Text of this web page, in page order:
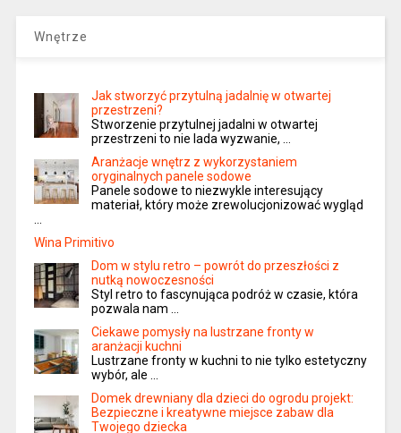
Wnętrze
Jak stworzyć przytulną jadalnię w otwartej
przestrzeni?
Stworzenie przytulnej jadalni w otwartej
przestrzeni to nie lada wyzwanie, …
Aranżacje wnętrz z wykorzystaniem
oryginalnych panele sodowe
Panele sodowe to niezwykle interesujący
materiał, który może zrewolucjonizować wygląd
…
Wina Primitivo
Dom w stylu retro – powrót do przeszłości z
nutką nowoczesności
Styl retro to fascynująca podróż w czasie, która
pozwala nam …
Ciekawe pomysły na lustrzane fronty w
aranżacji kuchni
Lustrzane fronty w kuchni to nie tylko estetyczny
wybór, ale …
Domek drewniany dla dzieci do ogrodu projekt:
Bezpieczne i kreatywne miejsce zabaw dla
Twojego dziecka